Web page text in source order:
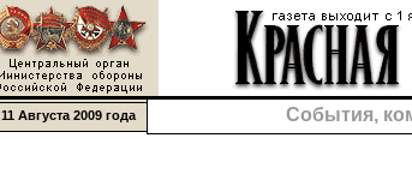
11 Августа 2009 года События,